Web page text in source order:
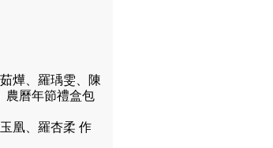
燁、羅瑀雯、陳
農曆年節禮盒包
凰、羅杏柔 作